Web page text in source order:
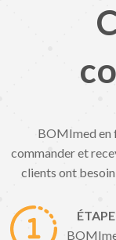
BOMImed en
commander et
clients ont